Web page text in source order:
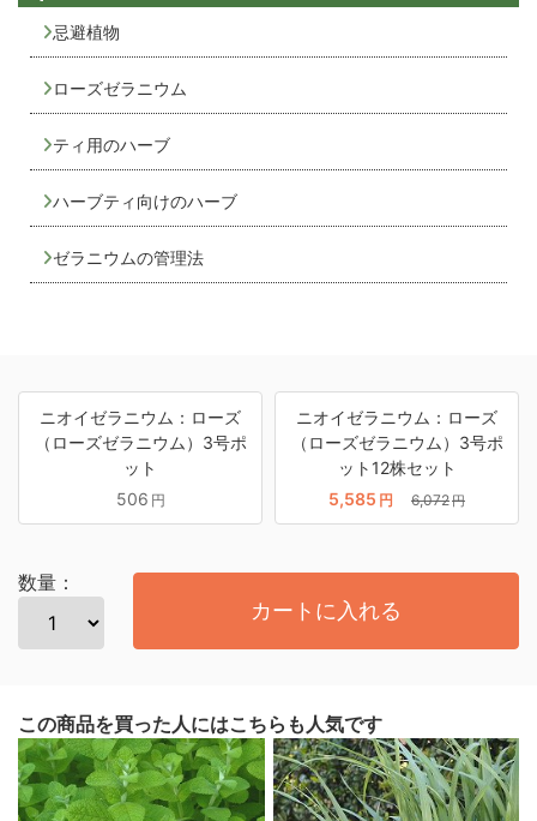
忌避植物
ローズゼラニウム
ティ用のハーブ
ハーブティ向けのハーブ
ゼラニウムの管理法
ニオイゼラニウム：ローズ
（ローズゼラニウム）3号ポ
ット
506 円
ニオイゼラニウム：ローズ
（ローズゼラニウム）3号ポ
ット12株セット
5,585 円 6,072円
数量：
カートに入れる
この商品を買った人にはこちらも人気です